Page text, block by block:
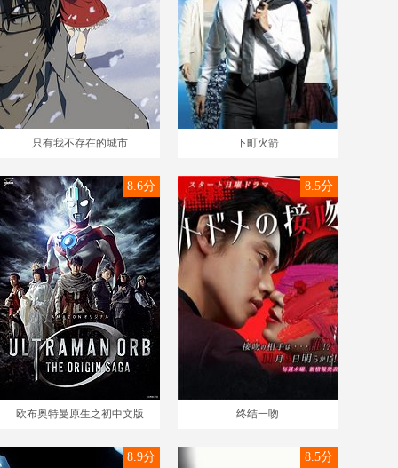
只有我不存在的城市 下町火箭
欧布奥特曼原生之初中文版
8.6分
终结一吻
8.5分
8.9分 8.5分